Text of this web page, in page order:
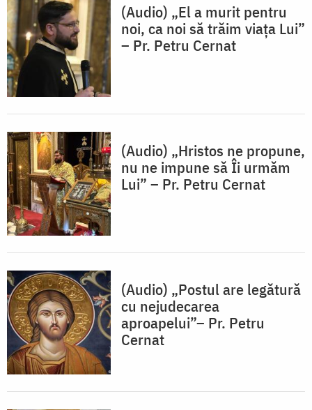
(Audio) „El a murit pentru
noi, ca noi să trăim viața Lui”
– Pr. Petru Cernat
(Audio) „Hristos ne propune,
nu ne impune să Îi urmăm
Lui” – Pr. Petru Cernat
(Audio) „Postul are legătură
cu nejudecarea
aproapelui”– Pr. Petru
Cernat